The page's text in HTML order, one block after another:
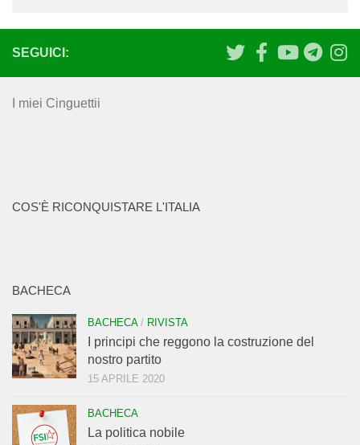
SEGUICI:
I miei Cinguettii
COS'È RICONQUISTARE L'ITALIA
BACHECA
BACHECA/ RIVISTA
I principi che reggono la costruzione del
nostro partito
15 APRILE 2020
BACHECA
La politica nobile